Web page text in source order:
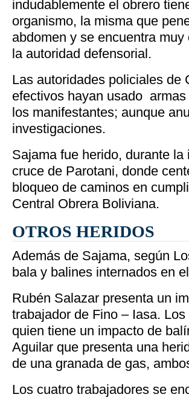
indudablemente el obrero
organismo, la misma que
abdomen y se encuentra
la autoridad defensorial.
Las autoridades policiales de
efectivos hayan usado
los manifestantes; aunque
investigaciones.
Sajama fue herido, durante
cruce de Parotani, donde
bloqueo de caminos en
Central Obrera Boliviana.
OTROS HERIDOS
Además de Sajama, según
bala y balines internados en
Rubén Salazar presenta un
trabajador de Fino – Iasa.
quien tiene un impacto de
Aguilar que presenta una
de una granada de gas,
Los cuatro trabajadores se